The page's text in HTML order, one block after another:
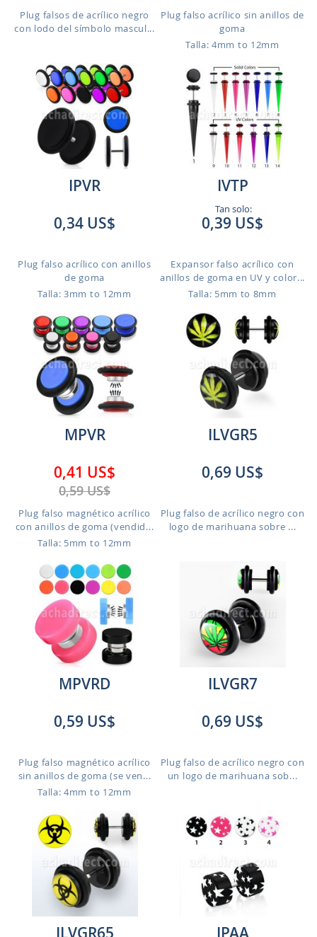
Plug falsos de acrílico negro
con lodo del símbolo mascul...
Plug falso acrílico sin anillos de
goma
Talla: 4mm to 12mm
IPVR
0,34 US$
Plug falso acrílico con anillos
de goma
Talla: 3mm to 12mm
IVTP
Tan solo:
0,39 US$
Expansor falso acrílico con
anillos de goma en UV y color...
Talla: 5mm to 8mm
MPVR
0,41 US$
0,59 US$
Plug falso magnético acrílico
con anillos de goma (vendid...
Talla: 5mm to 12mm
ILVGR5
0,69 US$
Plug falso de acrílico negro con
logo de marihuana sobre ...
MPVRD
0,59 US$
Plug falso magnético acrílico
sin anillos de goma (se ven...
Talla: 4mm to 12mm
ILVGR7
0,69 US$
Plug falso de acrílico negro con
un logo de marihuana sob...
ILVGR65 IPAA